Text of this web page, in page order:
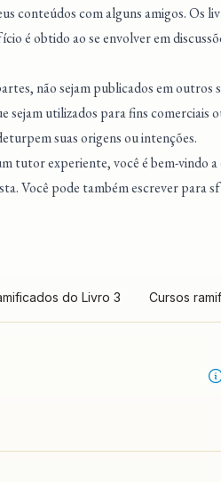
conteúdos com alguns amigos. Os
é obtido ao se envolver em
não sejam publicados em
utilizados para fins comerciais
suas origens ou intenções.
tutor experiente, você é bem-vindo
Você pode também escrever para
do Livro 3 Cursos